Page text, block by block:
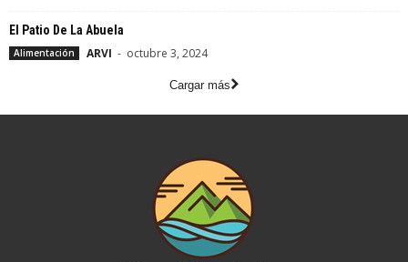
El Patio De La Abuela
Alimentación ARVI - octubre 3, 2024
Cargar más